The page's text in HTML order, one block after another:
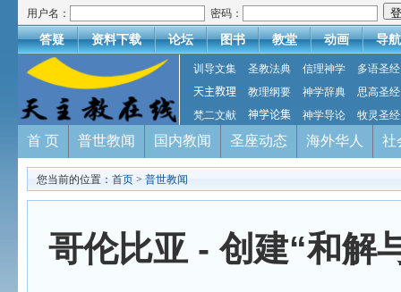
用户名： 密码：
答疑 资料下载 论坛 图书 教堂 动画 导航
训导文集 圣教法典 信理神学
多语圣经
天主教理
教理纲要 神学辞典
思高圣经
梵二文献
神学论集 神学导论 牧灵圣经
首 页 普世教闻 国内教闻 圣座动态 海外华人 社
您当前的位置： 首页 > 普世教闻
哥伦比亚 - 创建“和解